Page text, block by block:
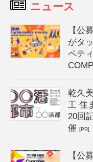
ニュース
【公
がタ
ペテ
乾久
工 住
20回
催[PR]
【公